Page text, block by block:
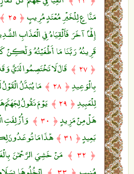
مَنَّاعٍ لِلْخَيْرِ مُعْتَدٍ مُرِيبٍ ﴿ ٢٥ ﴾
إِلَٰهًا آخَرَ فَأَلْقِيَاهُ فِي الْعَذَابِ
قَرِينُهُ رَبَّنَا مَا أَطْغَيْتُهُ وَلَٰكِنْ
﴿ ٢٧ ﴾
قَالَ لَا تَخْتَصِمُوا
بِالْوَعِيدِ﴿ ٢٨ ﴾
مَا يُبَدَّلُ
لِلْعَبِيدِ﴿ ٢٩ ﴾
يَوْمَ نَقُولُ
هَلْ مِنْ مَزِيدٍ﴿ ٣٠ ﴾
وَأُزْلِفَتِ
بَعِيدٍ﴿ ٣١ ﴾ هَٰذَا مَا
﴿ ٣٢ ﴾
مَنْ خَشِيَ الرَّحْمَٰنَ